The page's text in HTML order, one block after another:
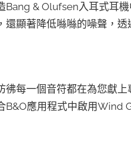
Bang & Olufsen入耳式耳
顯著降低噝噝的噪聲，
彿每一個音符都在為您獻
B&O應用程式中啟用Wind